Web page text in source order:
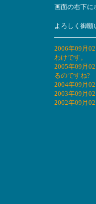
画面の右下に
よろしく御願
2006年09月
わけです。
2005年09月
るのですね?
2004年09月
2003年09月
2002年09月